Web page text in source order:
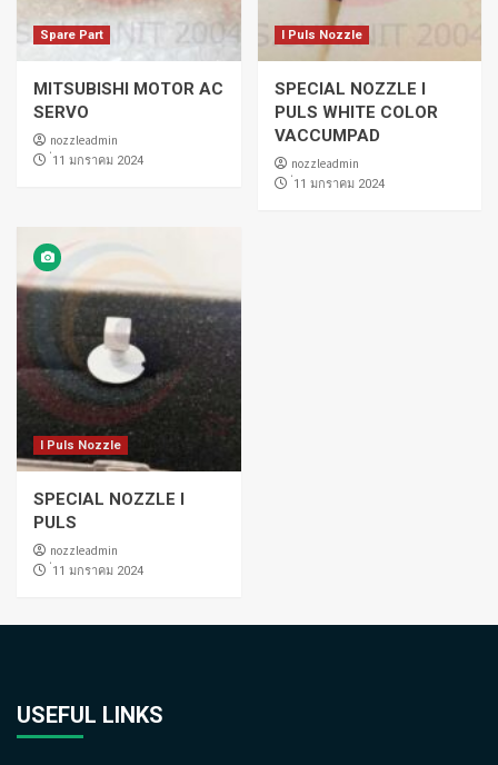
Spare Part
MITSUBISHI MOTOR AC
SERVO
nozzleadmin
่11 มกราคม 2024
I Puls Nozzle
SPECIAL NOZZLE I
PULS WHITE COLOR
VACCUMPAD
nozzleadmin
่11 มกราคม 2024
I Puls Nozzle
SPECIAL NOZZLE I
PULS
nozzleadmin
่11 มกราคม 2024
USEFUL LINKS